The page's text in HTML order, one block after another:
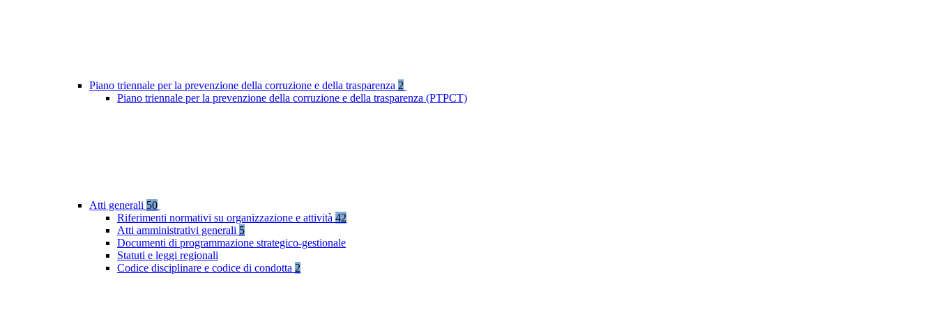
Piano triennale per la prevenzione della corruzione e della trasparenza 2
Piano triennale per la prevenzione della corruzione e della trasparenza (PTPCT)
Atti generali 50
Riferimenti normativi su organizzazione e attività 42
Atti amministrativi generali 5
Documenti di programmazione strategico-gestionale
Statuti e leggi regionali
Codice disciplinare e codice di condotta 2